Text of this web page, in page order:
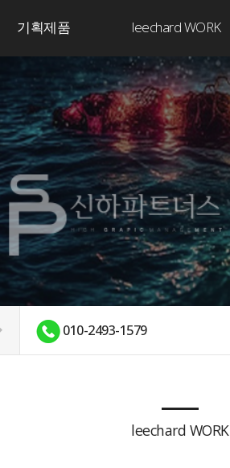
기획제품 leechard WORK
010-2493-1579
leechard WORK